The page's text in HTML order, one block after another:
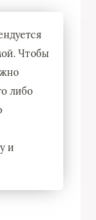
Чтобы
либо
и